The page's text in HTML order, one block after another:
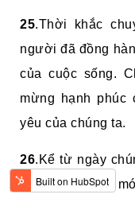
25.Thời khắc
người đã đồng
của cuộc sống.
mừng hạnh phúc
yêu của chúng ta.
26.Kể từ ngày
chào đón năm